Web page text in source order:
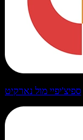
ספיצ'יפיי מול נארקיט